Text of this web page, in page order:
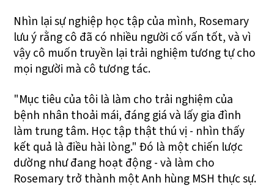
Nhìn lại sự nghiệp học tập của mình, Rosemary
lưu ý rằng cô đã có nhiều người cố vấn tốt, và vì
vậy cô muốn truyền lại trải nghiệm tương tự cho
mọi người mà cô tương tác.
"Mục tiêu của tôi là làm cho trải nghiệm của
bệnh nhân thoải mái, đáng giá và lấy gia đình
làm trung tâm. Học tập thật thú vị - nhìn thấy
kết quả là điều hài lòng." Đó là một chiến lược
dường như đang hoạt động - và làm cho
Rosemary trở thành một Anh hùng MSH thực sự.